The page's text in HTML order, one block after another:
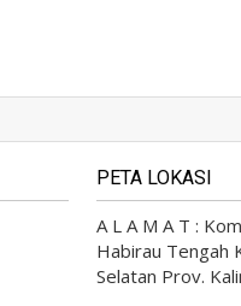
PETA LOKASI
A L A M A T :
Habirau Tengah
Selatan Prov.